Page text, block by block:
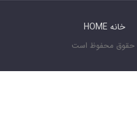
HOME خانه